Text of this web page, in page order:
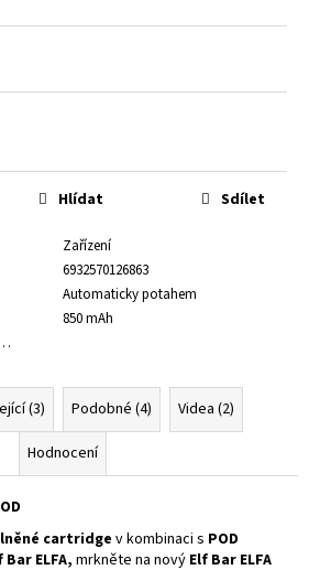
Zařízení
6932570126863
Automaticky potahem
850 mAh
Hlídat Sdílet
(3) Podobné (4)
Videa (2)
Hodnocení
cartridge v kombinaci s POD
Bar ELFA, mrkněte na nový Elf Bar ELFA